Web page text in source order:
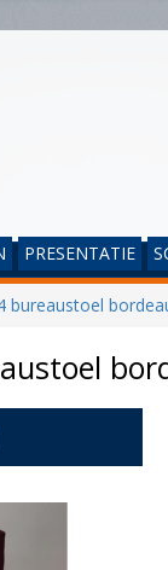
PRESENTATIE
bureaustoel